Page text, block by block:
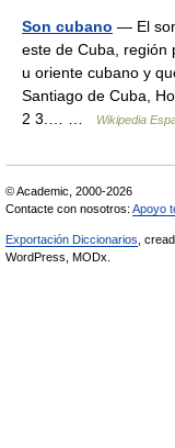
Son cubano — El
este de Cuba, región
u oriente cubano y
Santiago de Cuba,
2 3.… …
Wikipedia
© Academic, 2000-2026
Contacte con nosotros: Apoyo
Exportación Diccionarios ,
WordPress, MODx.